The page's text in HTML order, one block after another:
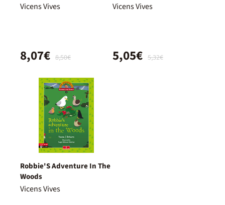
Vicens Vives
8,50€
8,07€
Vicens Vives
5,32€
5,05€
Robbie'S Adventure In The
Woods
Vicens Vives